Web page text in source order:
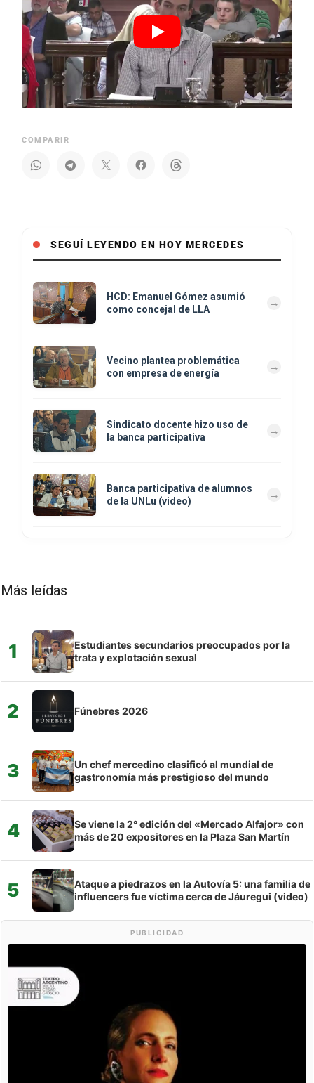
COMPARIR
SEGUÍ LEYENDO EN HOY MERCEDES
HCD: Emanuel Gómez asumió
como concejal de LLA
Vecino plantea problemática
con empresa de energía
Sindicato docente hizo uso de
la banca participativa
Banca participativa de alumnos
de la UNLu (video)
Más leídas
1
Estudiantes secundarios preocupados por la
trata y explotación sexual
2 Fúnebres 2026
3
Un chef mercedino clasificó al mundial de
gastronomía más prestigioso del mundo
4
Se viene la 2° edición del «Mercado Alfajor» con
más de 20 expositores en la Plaza San Martín
5
Ataque a piedrazos en la Autovía 5: una familia de
influencers fue víctima cerca de Jáuregui (video)
PUBLICIDAD